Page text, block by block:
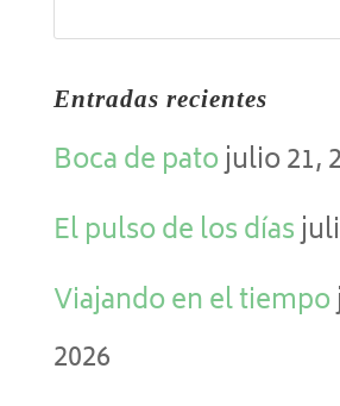
Entradas recientes
Boca de patojulio 21,
El pulso de los días
Viajando en el tiempo
2026